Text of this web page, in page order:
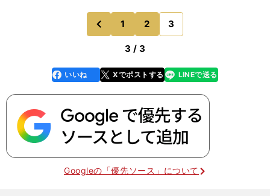
前
のページへ
1 2 3
3 / 3
faceboo
k
いいね Xでポストする
line LINEで送る
Googleの「優先ソース」について